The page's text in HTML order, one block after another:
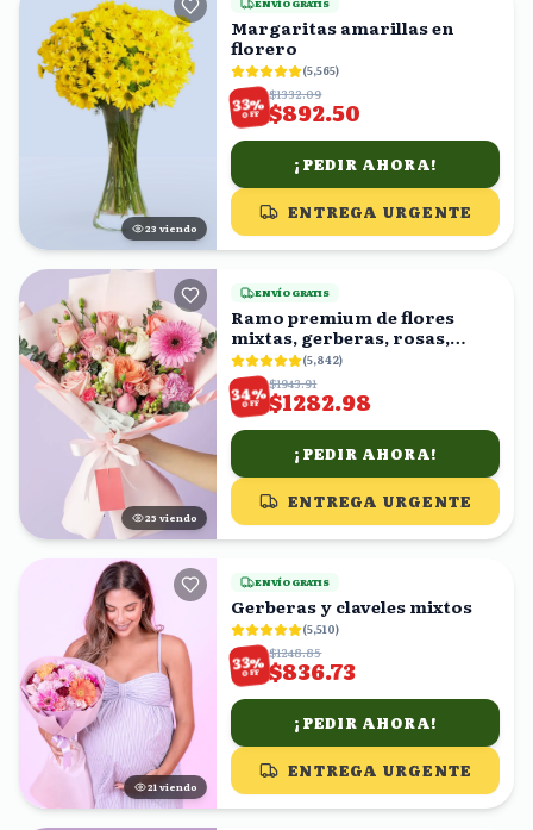
23 viendo
ENVÍO GRATIS
Margaritas amarillas en
florero
(5,565)
33%
OFF
$1332.09
$892.50
¡PEDIR AHORA!
ENTREGA URGENTE
24 viendo
ENVÍO GRATIS
Ramo premium de flores
mixtas, gerberas, rosas,
claveles(5,842)
34%
OFF
$1943.91
$1282.98
¡PEDIR AHORA!
ENTREGA URGENTE
22 viendo
ENVÍO GRATIS
Gerberas y claveles mixtos
(5,510)
33%
OFF
$1248.85
$836.73
¡PEDIR AHORA!
ENTREGA URGENTE